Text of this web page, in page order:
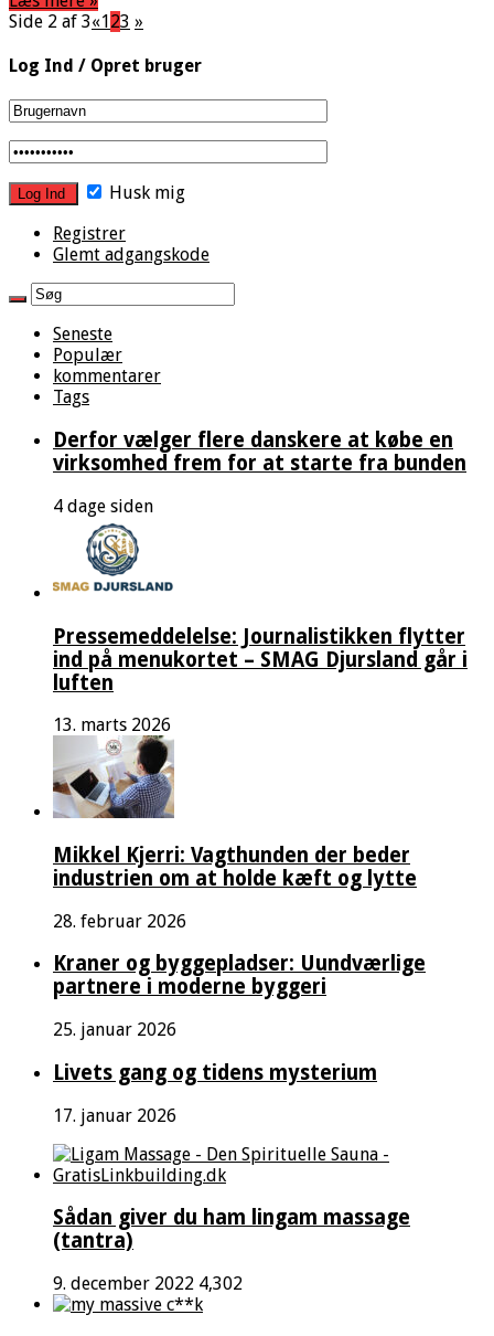
Side 2 af 3«123 »
Log Ind / Opret bruger
Husk mig
Registrer
Glemt adgangskode
Seneste
Populær
kommentarer
Tags
Derfor vælger flere danskere at købe en
virksomhed frem for at starte fra bunden
4 dage siden
Pressemeddelelse: Journalistikken flytter
ind på menukortet – SMAG Djursland går i
luften
13. marts 2026
Mikkel Kjerri: Vagthunden der beder
industrien om at holde kæft og lytte
28. februar 2026
Kraner og byggepladser: Uundværlige
partnere i moderne byggeri
25. januar 2026
Livets gang og tidens mysterium
17. januar 2026
Sådan giver du ham lingam massage
(tantra)
9. december 2022 4,302